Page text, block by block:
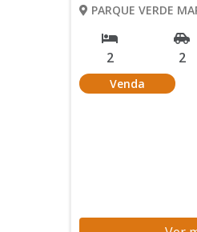
PARQUE VERDE
2 2
Venda